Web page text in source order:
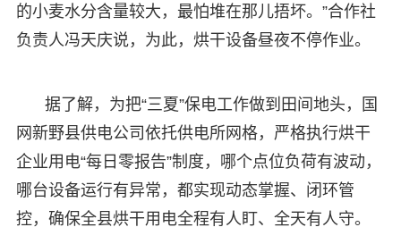
的小麦水分含量较大，最怕堆在那儿捂坏。”合作社
负责人冯天庆说，为此，烘干设备昼夜不停作业。
据了解，为把“三夏”保电工作做到田间地头，国
网新野县供电公司依托供电所网格，严格执行烘干
企业用电“每日零报告”制度，哪个点位负荷有波动，
哪台设备运行有异常，都实现动态掌握、闭环管
控，确保全县烘干用电全程有人盯、全天有人守。